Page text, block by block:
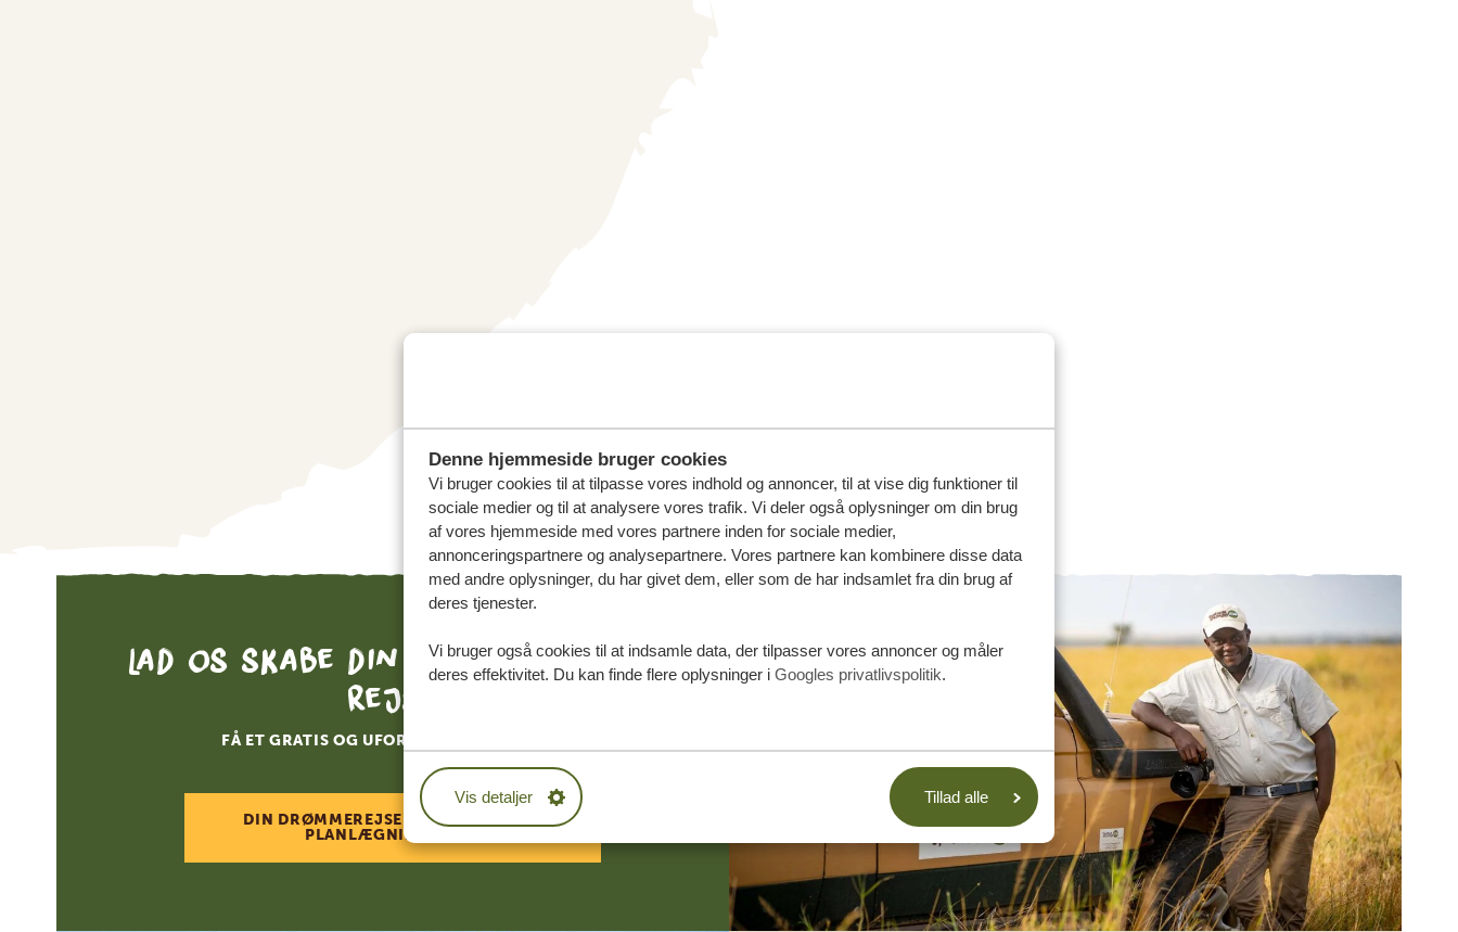
Denne hjemmeside bruger cookies
Vi bruger cookies til at tilpasse vores indhold og annoncer, til at vise dig funktioner til
sociale medier og til at analysere vores trafik. Vi deler også oplysninger om din brug
af vores hjemmeside med vores partnere inden for sociale medier,
annonceringspartnere og analysepartnere. Vores partnere kan kombinere disse data
med andre oplysninger, du har givet dem, eller som de har indsamlet fra din brug af
deres tjenester.
Vi bruger også cookies til at indsamle data, der tilpasser vores annoncer og måler
deres effektivitet. Du kan finde flere oplysninger i Googles privatlivspolitik.
Vis detaljer Tillad alle
Lad os skabe din skræddersyede
rejse
FÅ ET GRATIS OG UFORPLIGTENDE TILBUD
DIN DRØMMEREJSE VENTER – START
PLANLÆGNINGEN NU